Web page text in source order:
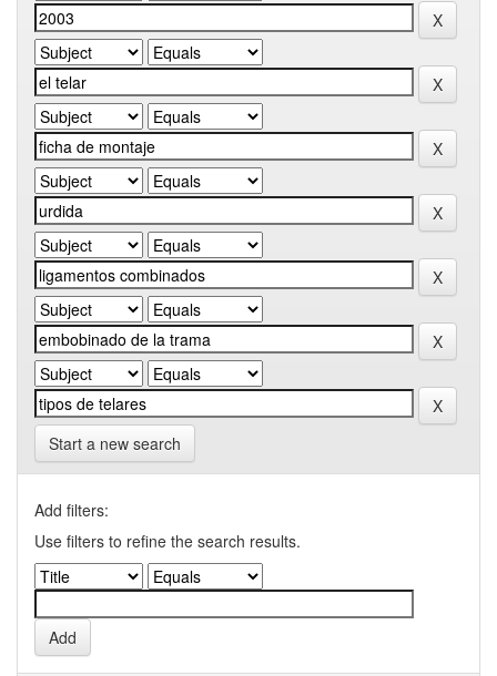
Start a new search
Add filters:
Use filters to refine the search results.